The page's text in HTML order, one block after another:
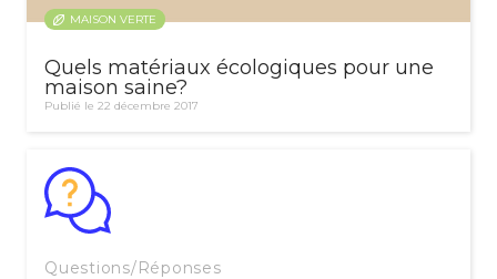
MAISON VERTE
Quels matériaux écologiques pour une
maison saine?
Publié le 22 décembre 2017
Questions/Réponses